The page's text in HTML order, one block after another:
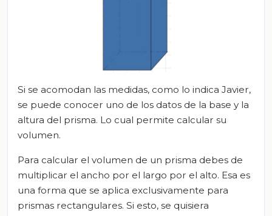
Si se acomodan las medidas, como lo indica Javier,
se puede conocer uno de los datos de la base y la
altura del prisma. Lo cual permite calcular su
volumen.
Para calcular el volumen de un prisma debes de
multiplicar el ancho por el largo por el alto. Esa es
una forma que se aplica exclusivamente para
prismas rectangulares. Si esto, se quisiera